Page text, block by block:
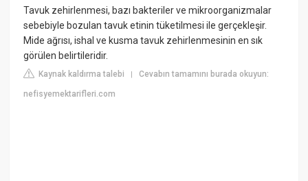
Tavuk zehirlenmesi, bazı bakteriler ve mikroorganizmalar
sebebiyle bozulan tavuk etinin tüketilmesi ile gerçekleşir.
Mide ağrısı, ishal ve kusma tavuk zehirlenmesinin en sık
görülen belirtileridir.
Kaynak kaldırma talebi |Cevabın tamamını burada okuyun:
nefisyemektarifleri.com